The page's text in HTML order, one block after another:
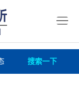
搜索一下